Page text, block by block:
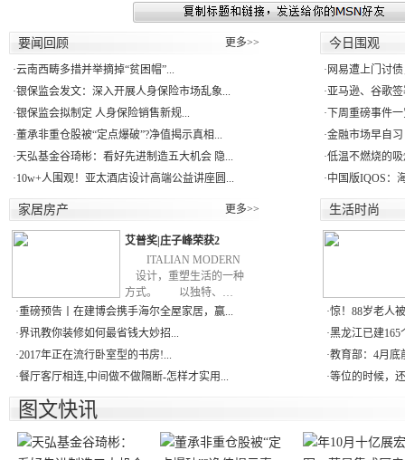
要闻回顾 更多>>
·云南西畴多措并举摘掉“贫困帽”...
·银保监会发文：深入开展人身保险市场乱象...
·银保监会拟制定 人身保险销售新规...
·董承非重仓股被“定点爆破”?净值揭示真相...
·天弘基金谷琦彬：看好先进制造五大机会 隐...
·10w+人围观！亚太酒店设计高端公益讲座圆...
今日围观
· 网易遭上门讨
·亚马逊、谷歌
· 下周重磅事件
·金融市场早自
·低温不燃烧的
·中国版IQOS：
家居房产 更多>>
艾普奖|庄子峰荣获2
ITALIAN MODERN
设计，重塑生活的一种
方式。 以独特、…
·重磅预告丨在建博会携手海尔全屋家居，赢...
·界讯教你装修如何最省钱大妙招...
·2017年正在流行卧室型的书房!...
·餐厅客厅相连,中间做不做隔断-怎样才实用...
生活时尚
·惊！88岁老人
·黑龙江已建165
·教育部：4月底
·等位的时候，
图文快讯